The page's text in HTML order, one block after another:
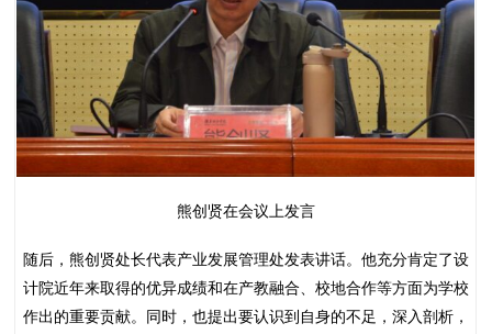
熊创贤在会议上发言
随后，熊创贤处长代表产业发展管理处发表讲话。他充分肯定了设
计院近年来取得的优异成绩和在产教融合、校地合作等方面为学校
作出的重要贡献。同时，也提出要认识到自身的不足，深入剖析，